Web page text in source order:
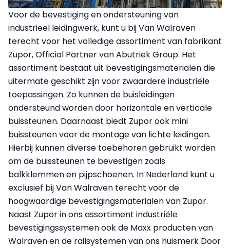
Voor de bevestiging en ondersteuning van
industrieel leidingwerk, kunt u bij Van Walraven
terecht voor het volledige assortiment van fabrikant
Zupor, Official Partner van Abutriek Group. Het
assortiment bestaat uit bevestigingsmaterialen die
uitermate geschikt zijn voor zwaardere industriële
toepassingen. Zo kunnen de buisleidingen
ondersteund worden door horizontale en verticale
buissteunen. Daarnaast biedt Zupor ook mini
buissteunen voor de montage van lichte leidingen.
Hierbij kunnen diverse toebehoren gebruikt worden
om de buissteunen te bevestigen zoals
balkklemmen en pijpschoenen. In Nederland kunt u
exclusief bij Van Walraven terecht voor de
hoogwaardige bevestigingsmaterialen van Zupor.
Naast Zupor in ons assortiment industriële
bevestigingssystemen ook de Maxx producten van
Walraven en de railsystemen van ons huismerk Door